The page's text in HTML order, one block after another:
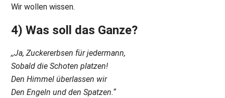
Wir wollen wissen.
4) Was soll das Ganze?
,,Ja, Zuckererbsen für jedermann,
Sobald die Schoten platzen!
Den Himmel überlassen wir
Den Engeln und den Spatzen.“